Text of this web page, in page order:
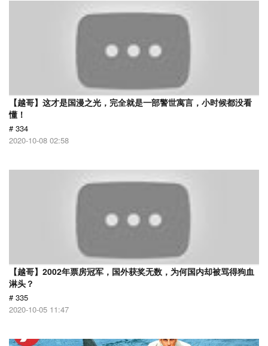
【越哥】这才是国漫之光，完全就是一部警世寓言，小时候都没看
懂！
# 334
2020-10-08 02:58
【越哥】2002年票房冠军，国外获奖无数，为何国内却被骂得狗血
淋头？
# 335
2020-10-05 11:47